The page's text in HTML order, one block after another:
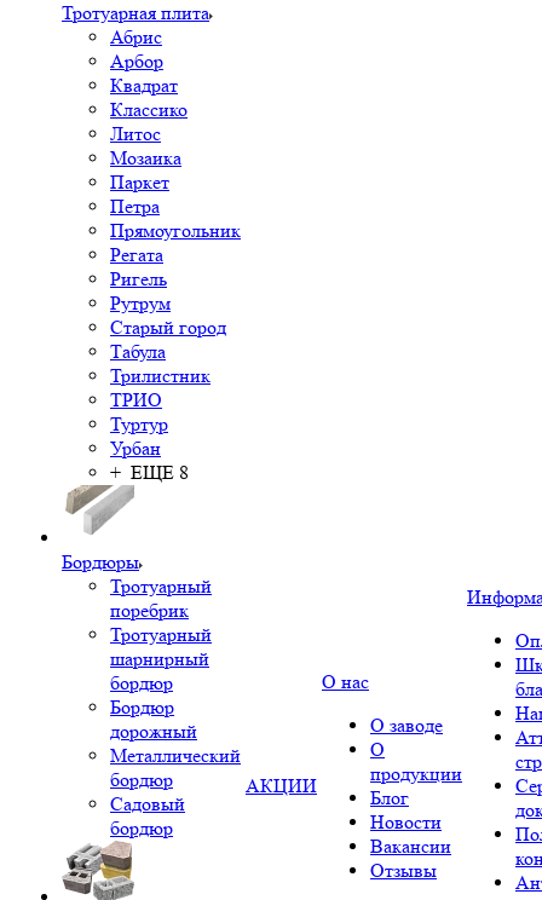
Тротуарная плита
Абрис
Арбор
Квадрат
Классико
Литос
Мозаика
Паркет
Петра
Прямоугольник
Регата
Ригель
Рутрум
Старый город
Табула
Трилистник
ТРИО
Туртур
Урбан
+ ЕЩЕ 8
Бордюры
Тротуарный
поребрик
Тротуарный
шарнирный
бордюр
Бордюр
дорожный
Металлический
бордюр
Садовый
бордюр
АКЦИИ
О нас
О заводе
О
продукции
Блог
Новости
Вакансии
Отзывы